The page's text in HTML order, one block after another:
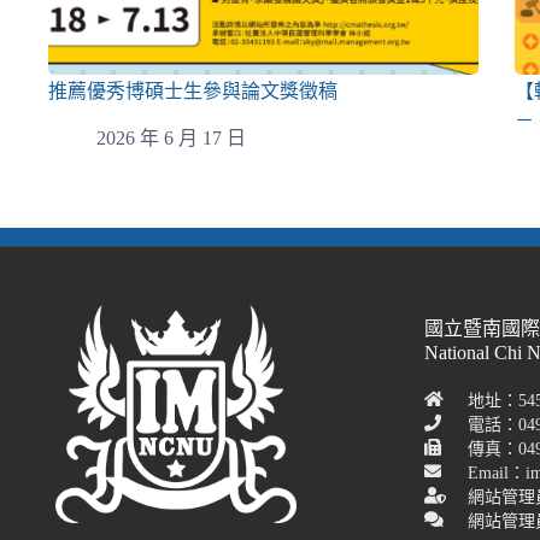
推薦優秀博碩士生參與論文獎徵稿
2026 年 6 月 17 日
－
國立暨南國
National Chi
地址：
電話：
傳真：
Email：
網站管理
網站管理